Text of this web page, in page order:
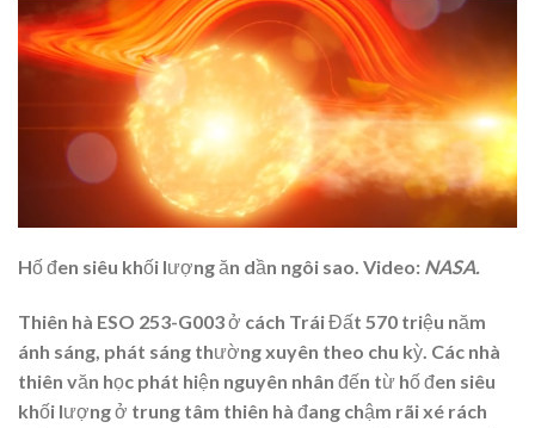
Hố đen siêu khối lượng ăn dần ngôi sao. Video: NASA.
Thiên hà ESO 253-G003 ở cách Trái Đất 570 triệu năm
ánh sáng, phát sáng thường xuyên theo chu kỳ. Các nhà
thiên văn học phát hiện nguyên nhân đến từ hố đen siêu
khối lượng ở trung tâm thiên hà đang chậm rãi xé rách